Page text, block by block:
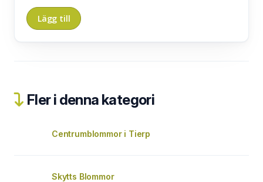
Fler i denna kategori
Centrumblommor i Tierp
Skytts Blommor